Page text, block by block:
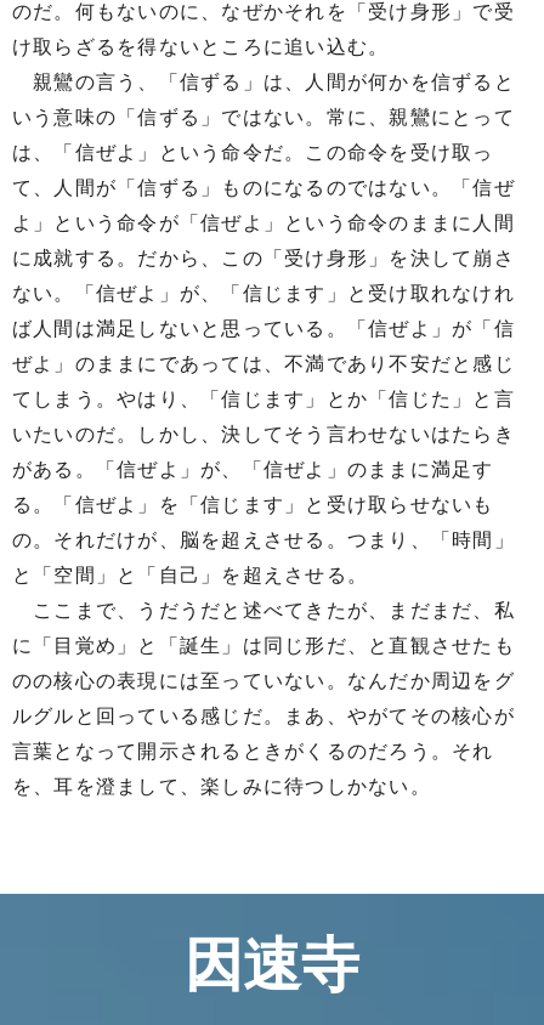
のだ。何もないのに、なぜかそれを「受け身形」で受
け取らざるを得ないところに追い込む。
親鸞の言う、「信ずる」は、人間が何かを信ずると
いう意味の「信ずる」ではない。常に、親鸞にとって
は、「信ぜよ」という命令だ。この命令を受け取っ
て、人間が「信ずる」ものになるのではない。「信ぜ
よ」という命令が「信ぜよ」という命令のままに人間
に成就する。だから、この「受け身形」を決して崩さ
ない。「信ぜよ」が、「信じます」と受け取れなけれ
ば人間は満足しないと思っている。「信ぜよ」が「信
ぜよ」のままにであっては、不満であり不安だと感じ
てしまう。やはり、「信じます」とか「信じた」と言
いたいのだ。しかし、決してそう言わせないはたらき
がある。「信ぜよ」が、「信ぜよ」のままに満足す
る。「信ぜよ」を「信じます」と受け取らせないも
の。それだけが、脳を超えさせる。つまり、「時間」
と「空間」と「自己」を超えさせる。
ここまで、うだうだと述べてきたが、まだまだ、私
に「目覚め」と「誕生」は同じ形だ、と直観させたも
のの核心の表現には至っていない。なんだか周辺をグ
ルグルと回っている感じだ。まあ、やがてその核心が
言葉となって開示されるときがくるのだろう。それ
を、耳を澄まして、楽しみに待つしかない。
因速寺